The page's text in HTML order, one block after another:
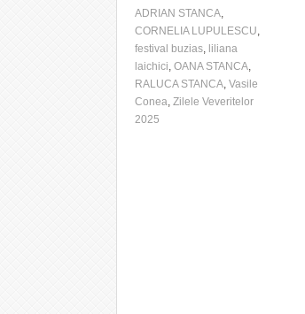
ADRIAN STANCA,
CORNELIA LUPULESCU,
festival buzias, liliana
laichici, OANA STANCA,
RALUCA STANCA, Vasile
Conea, Zilele Veveritelor
2025